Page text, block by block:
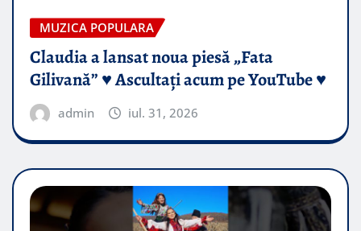
MUZICA POPULARA
Claudia a lansat noua piesă „Fata
Gilivană” ♥️ Ascultați acum pe YouTube ♥️
admin iul. 31, 2026